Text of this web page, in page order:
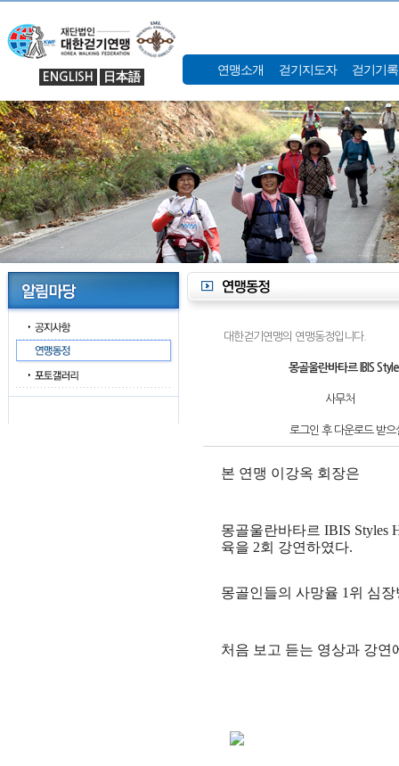
ENGLISH 日本語 연맹소개 걷기지도자 걷기기
대한걷기연맹의 연맹동정입니다.
몽골울란바타르 IBIS
사무처
로그인 후 다운로드 받으
본 연맹 이강옥 회장은
몽골울란바타르 IBIS Styles
육을 2회 강연하였다.
몽골인들의 사망율 1위 심
처음 보고 듣는 영상과 강연